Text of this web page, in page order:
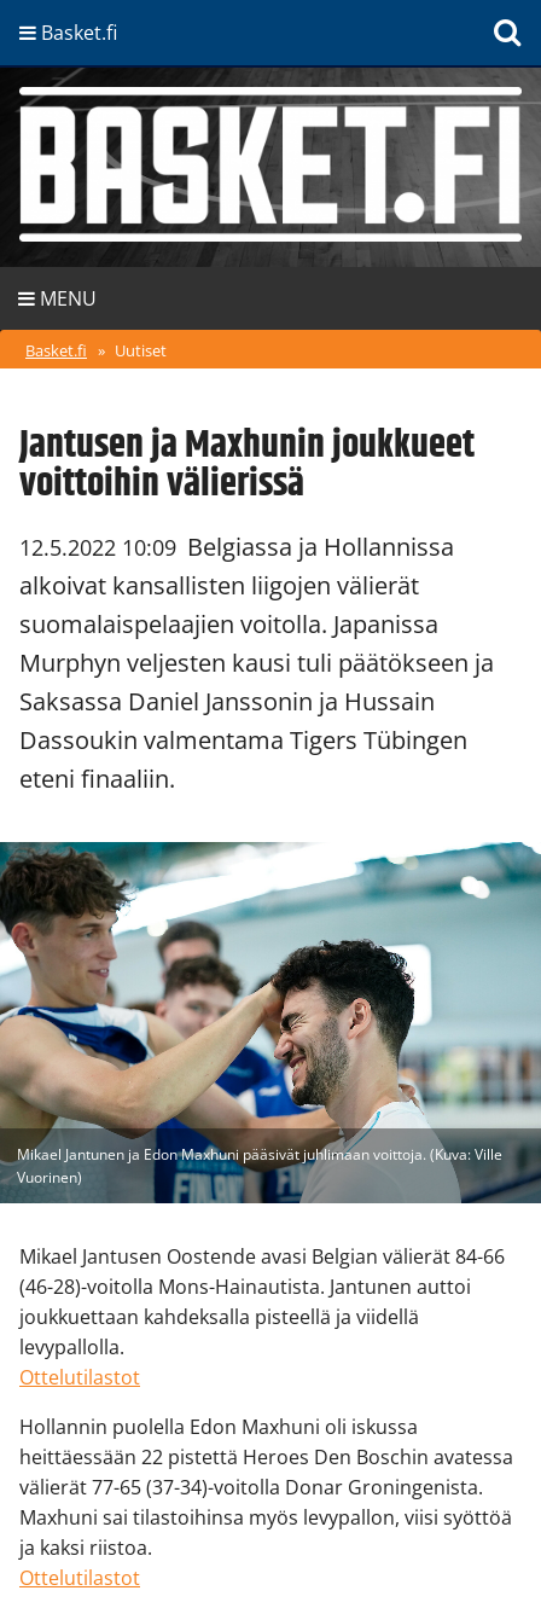
Basket.fi
MENU
Basket.fi » Uutiset
Jantusen ja Maxhunin joukkueet
voittoihin välierissä
12.5.2022 10:09 Belgiassa ja Hollannissa
alkoivat kansallisten liigojen välierät
suomalaispelaajien voitolla. Japanissa
Murphyn veljesten kausi tuli päätökseen ja
Saksassa Daniel Janssonin ja Hussain
Dassoukin valmentama Tigers Tübingen
eteni finaaliin.
Mikael Jantunen ja Edon Maxhuni pääsivät juhlimaan voittoja. (Kuva: Ville
Vuorinen)
Mikael Jantusen Oostende avasi Belgian välierät 84-66
(46-28)-voitolla Mons-Hainautista. Jantunen auttoi
joukkuettaan kahdeksalla pisteellä ja viidellä
levypallolla.
Ottelutilastot
Hollannin puolella Edon Maxhuni oli iskussa
heittäessään 22 pistettä Heroes Den Boschin avatessa
välierät 77-65 (37-34)-voitolla Donar Groningenista.
Maxhuni sai tilastoihinsa myös levypallon, viisi syöttöä
ja kaksi riistoa.
Ottelutilastot